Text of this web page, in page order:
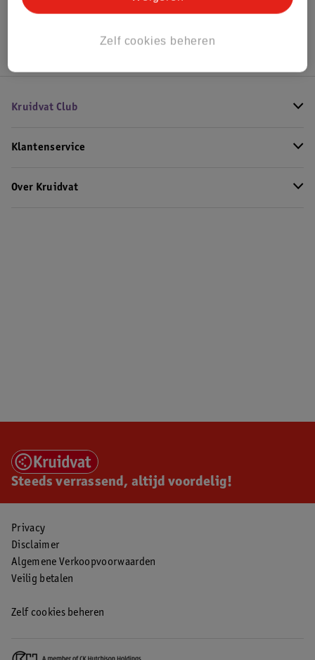
Kruidvat Club
Klantenservice
Over Kruidvat
Steeds verrassend, altijd voordelig!
Privacy
Disclaimer
Algemene Verkoopvoorwaarden
Veilig betalen
Zelf cookies beheren
Zelf cookies beheren